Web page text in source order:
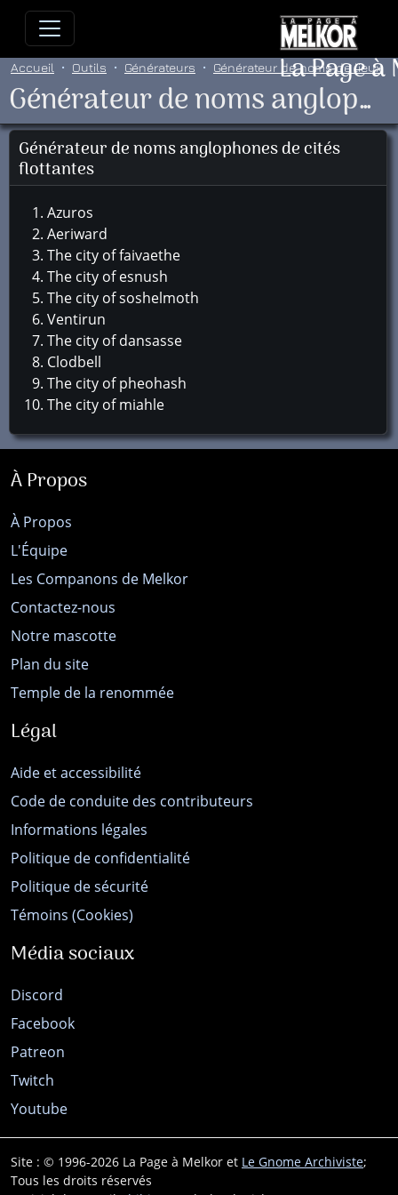
Allez directement au contenu
La Page
Accueil Outils Générateurs Générateur de noms de lieux
Générateur de noms anglophones de cités flottantes
Générateur de noms anglophones de cités
flottantes
Azuros
Aeriward
The city of faivaethe
The city of esnush
The city of soshelmoth
Ventirun
The city of dansasse
Clodbell
The city of pheohash
The city of miahle
À Propos
À Propos
L'Équipe
Les Companons de Melkor
Contactez-nous
Notre mascotte
Plan du site
Temple de la renommée
Légal
Aide et accessibilité
Code de conduite des contributeurs
Informations légales
Politique de confidentialité
Politique de sécurité
Témoins (Cookies)
Média sociaux
Discord
Facebook
Patreon
Twitch
Youtube
Site : © 1996-2026 La Page à Melkor et Le Gnome Archiviste;
Tous les droits réservés